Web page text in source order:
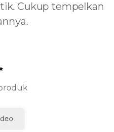
Cukup tempelkan